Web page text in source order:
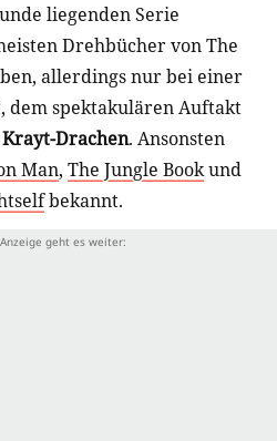
liegenden Serie
Drehbücher von The
allerdings nur bei einer
dem spektakulären Auftakt
Krayt-Drachen. Ansonsten
Man, The Jungle Bookund
bekannt.